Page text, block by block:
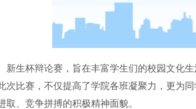
新生杯辩论赛，旨在丰富学生们的校园文化
次比赛，不仅提高了学院各班凝聚力，更为
取、竞争拼搏的积极精神面貌。